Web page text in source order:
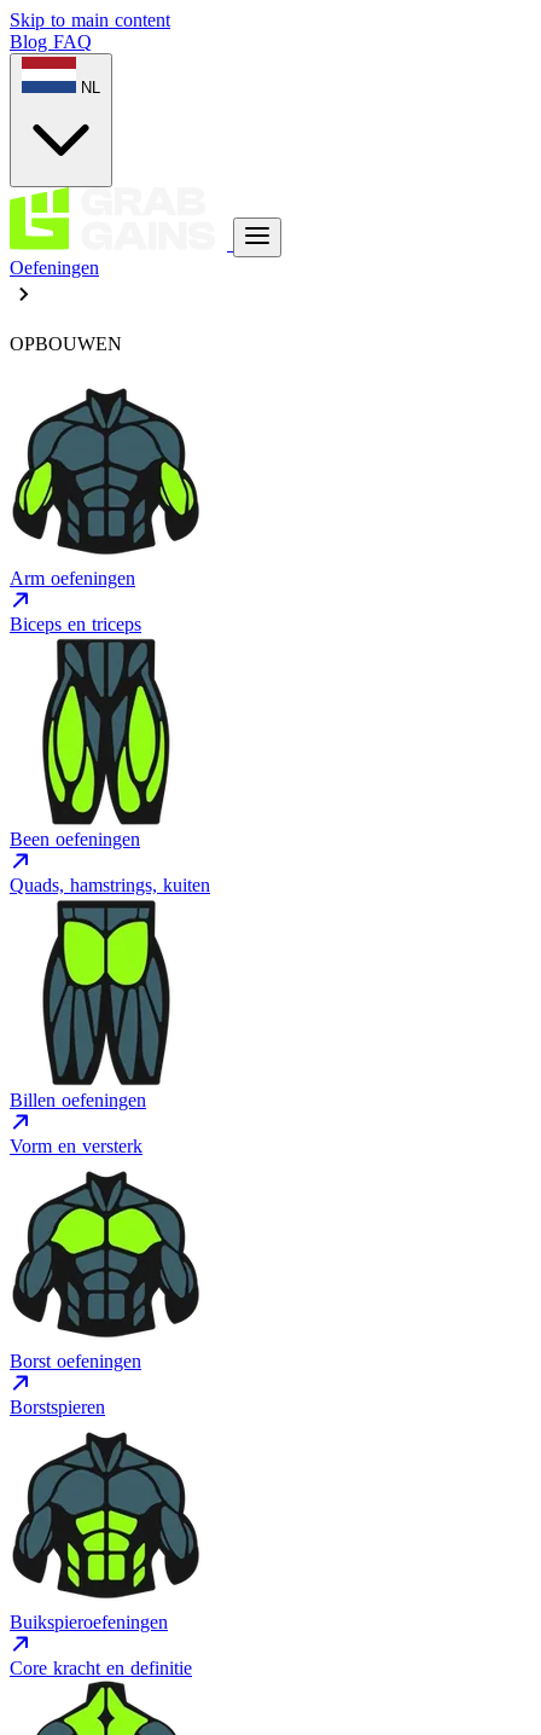
Skip to main content
Blog FAQ
NL
Oefeningen
OPBOUWEN
Arm oefeningen
Biceps en triceps
Been oefeningen
Quads, hamstrings, kuiten
Billen oefeningen
Vorm en versterk
Borst oefeningen
Borstspieren
Buikspieroefeningen
Core kracht en definitie